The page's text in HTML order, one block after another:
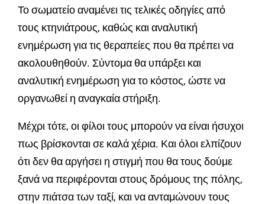
Το σωματείο αναμένει τις τελικές οδηγίες από
τους κτηνιάτρους, καθώς και αναλυτική
ενημέρωση για τις θεραπείες που θα πρέπει να
ακολουθηθούν. Σύντομα θα υπάρξει και
αναλυτική ενημέρωση για το κόστος, ώστε να
οργανωθεί η αναγκαία στήριξη.
Μέχρι τότε, οι φίλοι τους μπορούν να είναι ήσυχοι
πως βρίσκονται σε καλά χέρια. Και όλοι ελπίζουν
ότι δεν θα αργήσει η στιγμή που θα τους δούμε
ξανά να περιφέρονται στους δρόμους της πόλης,
στην πιάτσα των ταξί, και να ανταμώνουν τους